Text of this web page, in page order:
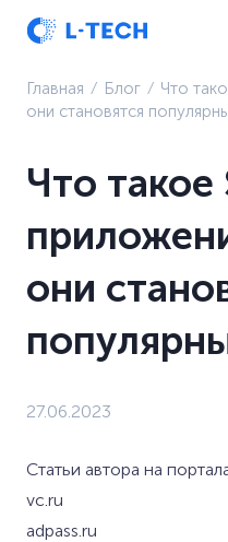
Главная ⁄ Блог ⁄ Что
они становятся
Что такое
они
27.06.2023
Статьи автора на
vc.ru
adpass.ru